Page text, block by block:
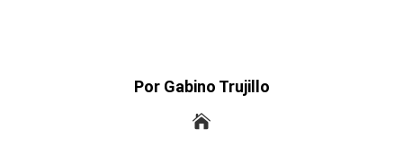
Por Gabino Trujillo